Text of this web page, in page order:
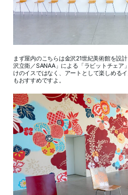
まず屋内のこちらは金沢21世紀美術館を設
沢立衛／SANAA」による「ラビットチェア
けのイスではなく、アートとして楽しめる
もおすすめですよ。